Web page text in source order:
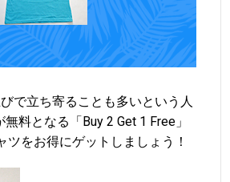
で立ち寄ることも多いという人
料となる「Buy 2 Get 1 Free」
をお得にゲットしましょう！